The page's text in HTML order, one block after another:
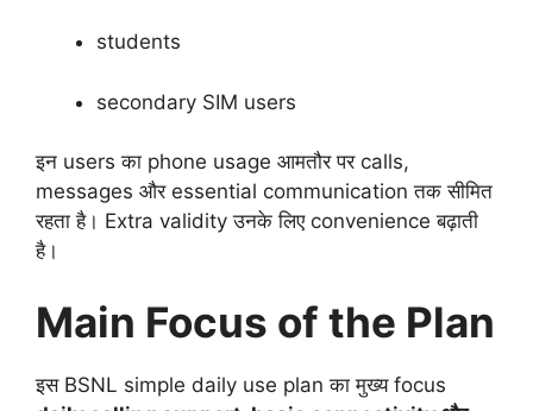
students
secondary SIM users
इन users का phone usage आमतौर पर calls,
messages और essential communication तक सीमित
रहता है। Extra validity उनके लिए convenience बढ़ाती
है।
Main Focus of the Plan
इस BSNL simple daily use plan का मुख्य focus